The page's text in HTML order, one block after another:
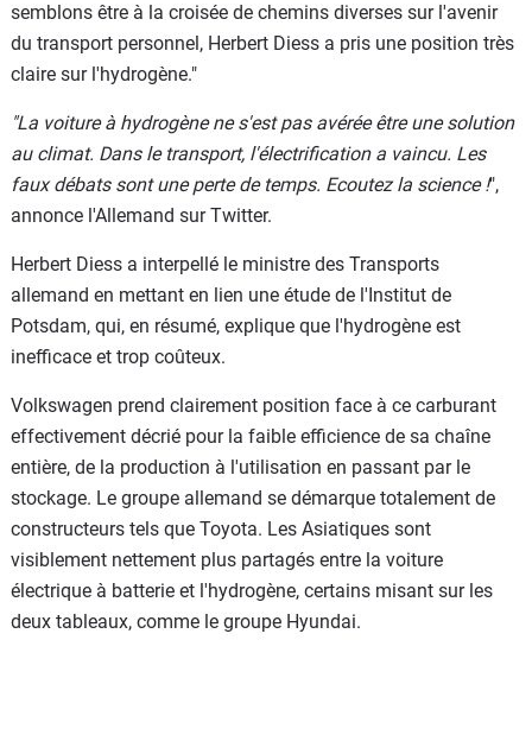
semblons être à la croisée de chemins diverses sur l'avenir
du transport personnel, Herbert Diess a pris une position très
claire sur l'hydrogène."
"La voiture à hydrogène ne s'est pas avérée être une solution
au climat. Dans le transport, l'électrification a vaincu. Les
faux débats sont une perte de temps. Ecoutez la science !",
annonce l'Allemand sur Twitter.
Herbert Diess a interpellé le ministre des Transports
allemand en mettant en lien une étude de l'Institut de
Potsdam, qui, en résumé, explique que l'hydrogène est
inefficace et trop coûteux.
Volkswagen prend clairement position face à ce carburant
effectivement décrié pour la faible efficience de sa chaîne
entière, de la production à l'utilisation en passant par le
stockage. Le groupe allemand se démarque totalement de
constructeurs tels que Toyota. Les Asiatiques sont
visiblement nettement plus partagés entre la voiture
électrique à batterie et l'hydrogène, certains misant sur les
deux tableaux, comme le groupe Hyundai.